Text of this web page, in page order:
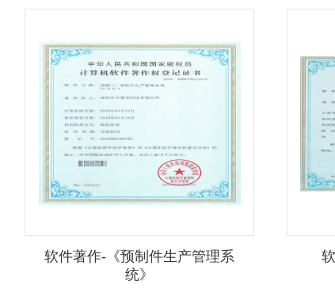
软件著作-《预制件生产管理系
统》